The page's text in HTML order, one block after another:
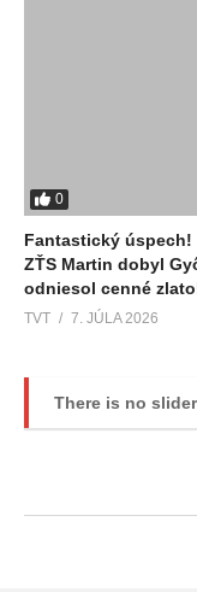
0
Fantastický úspech!
ZŤS Martin dobyl
odniesol cenné
TVT 7. JÚLA 2026
There is no